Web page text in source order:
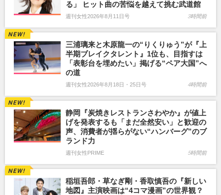
る」 ヒット曲の苦悩を越えて挑む武道館
週刊女性2026年8月11日号 3時間前
三浦璃来と木原龍一の“りくりゅう”が『上
半期ブレイクタレント』1位も、目指すは
「表彰台を埋めたい」掲げる“ペア大国”へ
の道
週刊女性2026年8月18日・25日号 4時間前
静岡『炭焼きレストランさわやか』が値上
げを発表するも「まだ全然安い」と歓迎の
声、消費者が揺らがない“ハンバーグ”のブ
ランド力
週刊女性PRIME 5時間前
稲垣吾郎・草なぎ剛・香取慎吾の『新しい
地図』主演映画は“4コマ漫画”の世界観？